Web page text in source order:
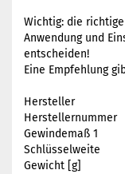
Wichtig: die
Anwendung und
entscheiden!
Eine Empfehlung
Hersteller
Herstellernummer
Gewindemaß 1
Schlüsselweite
Gewicht [g]